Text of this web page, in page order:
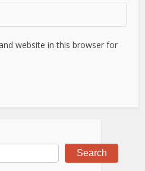
website in this browser for
Search